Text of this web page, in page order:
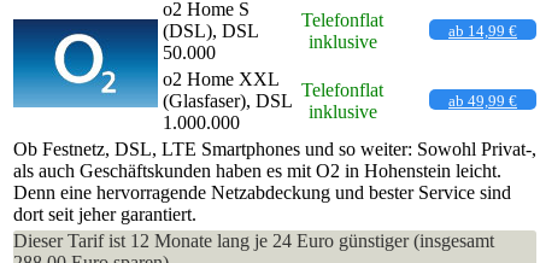
o2 Home S
(DSL), DSL
50.000
Telefonflat
inklusive
ab 14,99 €
o2 Home XXL
(Glasfaser), DSL
1.000.000
Telefonflat
inklusive
ab 49,99 €
Ob Festnetz, DSL, LTE Smartphones und so weiter: Sowohl Privat-,
als auch Geschäftskunden haben es mit O2 in Hohenstein leicht.
Denn eine hervorragende Netzabdeckung und bester Service sind
dort seit jeher garantiert.
Dieser Tarif ist 12 Monate lang je 24 Euro günstiger (insgesamt